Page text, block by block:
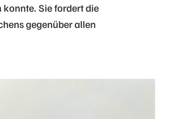
Sie fordert die
gegenüber allen